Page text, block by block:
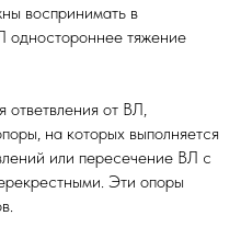
воспринимать в
одностороннее тяжение
от ВЛ,
на которых выполняется
или пересечение ВЛ с
Эти опоры